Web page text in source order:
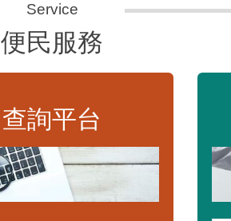
便民服務
查詢平台